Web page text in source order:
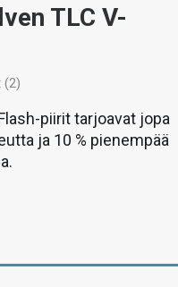
TLC V-
(2)
piirit tarjoavat jopa
ja 10 % pienempää